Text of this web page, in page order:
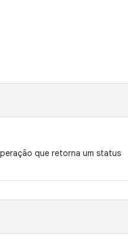
que retorna um status